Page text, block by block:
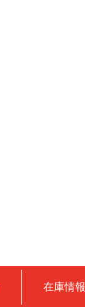
在庫情報